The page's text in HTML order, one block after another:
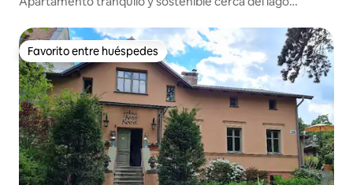
Favorito entre huéspedes
Favorito entre huéspedes